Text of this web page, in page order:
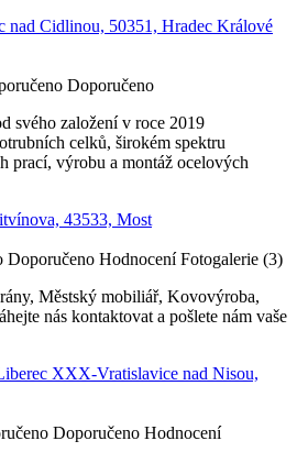
nad Cidlinou, 50351, Hradec Králové
Doporučeno
svého založení v roce 2019
celků, širokém spektru
prací, výrobu a montáž ocelových
43533, Most
Doporučeno Hodnocení Fotogalerie (3)
Městský mobiliář, Kovovýroba,
nás kontaktovat a pošlete nám vaše
XXX-Vratislavice nad Nisou,
Doporučeno Hodnocení